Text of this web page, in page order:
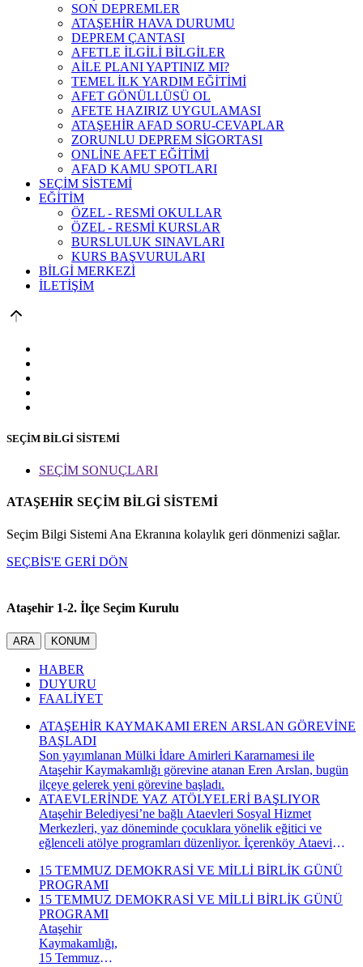
SON DEPREMLER
ATAŞEHİR HAVA DURUMU
DEPREM ÇANTASI
AFETLE İLGİLİ BİLGİLER
AİLE PLANI YAPTINIZ MI?
TEMEL İLK YARDIM EĞİTİMİ
AFET GÖNÜLLÜSÜ OL
AFETE HAZIRIZ UYGULAMASI
ATAŞEHİR AFAD SORU-CEVAPLAR
ZORUNLU DEPREM SİGORTASI
ONLİNE AFET EĞİTİMİ
AFAD KAMU SPOTLARI
SEÇİM SİSTEMİ
EĞİTİM
ÖZEL - RESMİ OKULLAR
ÖZEL - RESMİ KURSLAR
BURSLULUK SINAVLARI
KURS BAŞVURULARI
BİLGİ MERKEZİ
İLETİŞİM
SEÇİM BİLGİ SİSTEMİ
SEÇİM SONUÇLARI
ATAŞEHİR SEÇİM BİLGİ SİSTEMİ
Seçim Bilgi Sistemi Ana Ekranına kolaylık geri dönmenizi sağlar.
SEÇBİS'E GERİ DÖN
Ataşehir 1-2. İlçe Seçim Kurulu
ARA KONUM
HABER
DUYURU
FAALİYET
ATAŞEHİR KAYMAKAMI EREN ARSLAN GÖREVİNE
BAŞLADI
Son yayımlanan Mülki İdare Amirleri Kararnamesi ile
Ataşehir Kaymakamlığı görevine atanan Eren Arslan, bugün
ilçeye gelerek yeni görevine başladı.
ATAEVLERİNDE YAZ ATÖLYELERİ BAŞLIYOR
Ataşehir Belediyesi’ne bağlı Ataevleri Sosyal Hizmet
Merkezleri, yaz döneminde çocuklara yönelik eğitici ve
eğlenceli atölye programları düzenliyor. İçerenköy Ataevi
kapsamında çocuklar hem yeni beceriler kazanacak hem de
keyifli bir yaz dönemi geçirecek.
15 TEMMUZ DEMOKRASİ VE MİLLİ BİRLİK GÜNÜ
PROGRAMI
15 TEMMUZ DEMOKRASİ VE MİLLİ BİRLİK GÜNÜ
PROGRAMI
Ataşehir
Kaymakamlığı,
15 Temmuz